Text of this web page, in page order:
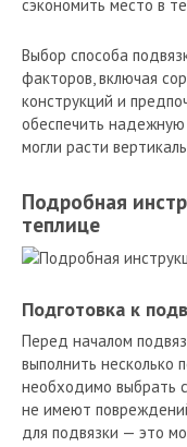
сэкономить место в
Выбор способа
факторов, включая
конструкций и
обеспечить
могли расти
Подробная
теплице
Подготовка к
Перед началом
выполнить несколько
необходимо выбрать
не имеют
для подвязки — это